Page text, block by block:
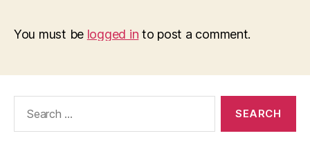
You must be logged in to post a comment.